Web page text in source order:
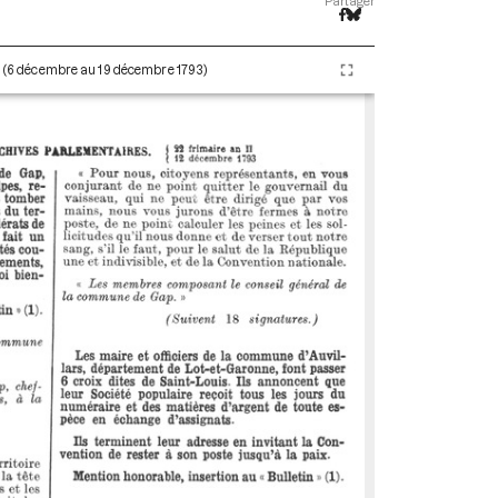
décembre au 19 décembre 1793)